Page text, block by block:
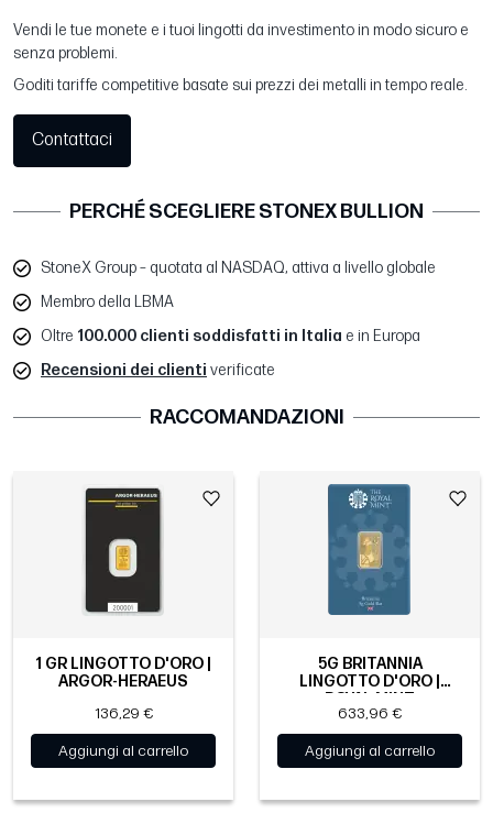
Vendi le tue monete e i tuoi lingotti da investimento in modo sicuro e
senza problemi.
Goditi tariffe competitive basate sui prezzi dei metalli in tempo reale.
Contattaci
PERCHÉ SCEGLIERE STONEX BULLION
StoneX Group – quotata al NASDAQ, attiva a livello globale
Membro della LBMA
Oltre 100.000 clienti soddisfatti in Italia e in Europa
Recensioni dei clienti verificate
RACCOMANDAZIONI
1 GR LINGOTTO D'ORO |
ARGOR-HERAEUS
136,29 €
Aggiungi al carrello
5G BRITANNIA
LINGOTTO D'ORO |
ROYAL MINT
633,96 €
Aggiungi al carrello